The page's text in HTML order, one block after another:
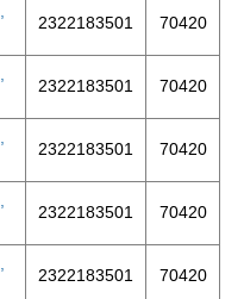
2322183501 70420
2322183501 70420
2322183501 70420
2322183501 70420
2322183501 70420